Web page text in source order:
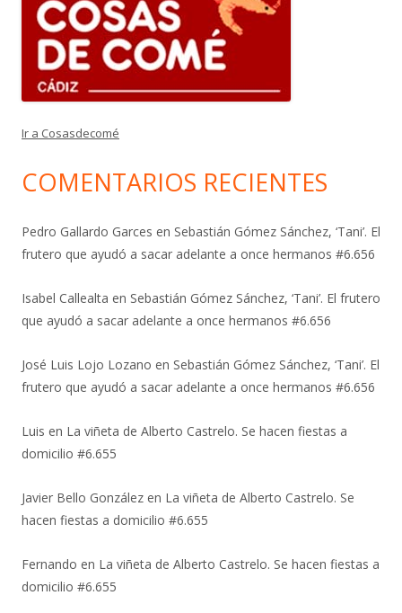
Ir a Cosasdecomé
COMENTARIOS RECIENTES
Pedro Gallardo Garces en Sebastián Gómez Sánchez, ‘Tani’. El
frutero que ayudó a sacar adelante a once hermanos #6.656
Isabel Callealta en Sebastián Gómez Sánchez, ‘Tani’. El frutero
que ayudó a sacar adelante a once hermanos #6.656
José Luis Lojo Lozano en Sebastián Gómez Sánchez, ‘Tani’. El
frutero que ayudó a sacar adelante a once hermanos #6.656
Luis en La viñeta de Alberto Castrelo. Se hacen fiestas a
domicilio #6.655
Javier Bello González en La viñeta de Alberto Castrelo. Se
hacen fiestas a domicilio #6.655
Fernando en La viñeta de Alberto Castrelo. Se hacen fiestas a
domicilio #6.655